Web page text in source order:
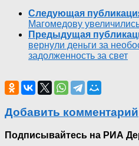
Следующая
Магомедову
Предыдущая
вернули деньги за
задолженность за свет
Добавить комментарий
Подписывайтесь на РИА